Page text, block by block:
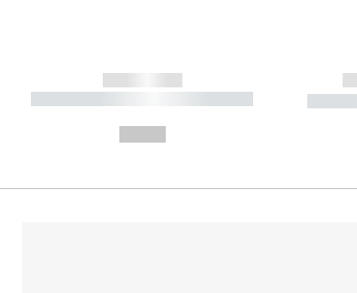
------------
----------- ----------- ----------